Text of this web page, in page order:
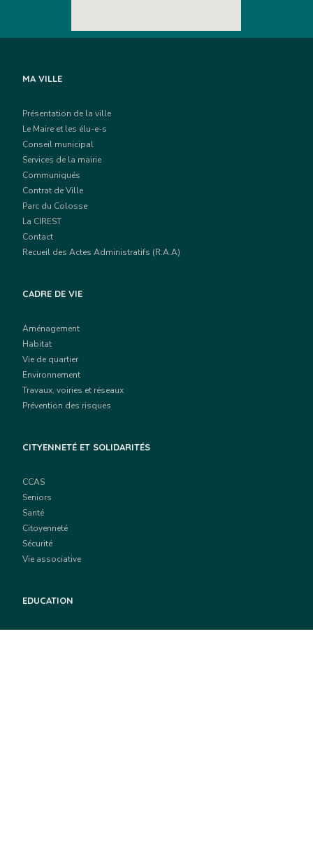
MA VILLE
Présentation de la ville
Le Maire et les élu-e-s
Conseil municipal
Services de la mairie
Communiqués
Contrat de Ville
Parc du Colosse
La CIREST
Contact
Recueil des Actes Administratifs (R.A.A)
CADRE DE VIE
Aménagement
Habitat
Vie de quartier
Environnement
Travaux, voiries et réseaux
Prévention des risques
CITYENNETÉ ET SOLIDARITÉS
CCAS
Seniors
Santé
Citoyenneté
Sécurité
Vie associative
EDUCATION